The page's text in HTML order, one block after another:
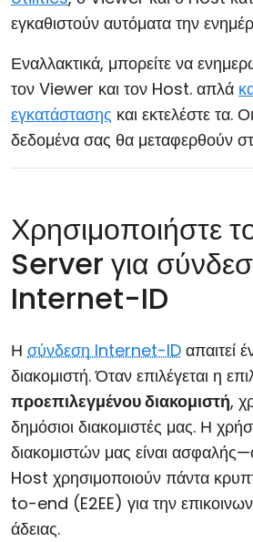
εγκαθιστούν αυτόματα την
Εναλλακτικά, μπορείτε να
τον Viewer και τον Host. απλά
εγκατάστασης και εκτελέστε τα.
δεδομένα σας θα μεταφερθούν
Χρησιμοποιήστε
Server για
Internet-ID
Η σύνδεση Internet-ID απαιτεί
διακομιστή. Όταν επιλέγεται η
προεπιλεγμένου διακομιστή,
δημόσιοι διακομιστές μας. Η
διακομιστών μας είναι
Host χρησιμοποιούν πάντα
to-end (E2EE) για την
άδειας.